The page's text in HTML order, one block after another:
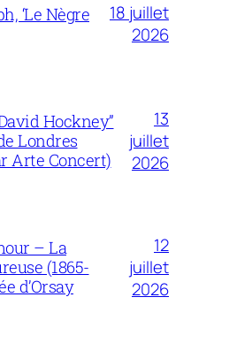
‘Le Nègre
18 juillet
2026
Hockney”
Londres
Arte Concert)
13
juillet
2026
– La
(1865-
d’Orsay
12
juillet
2026